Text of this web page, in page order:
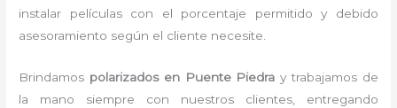
instalar películas con el porcentaje permitido y debido
asesoramiento según el cliente necesite.
Brindamos polarizados en Puente Piedray trabajamos de
la mano siempre con nuestros clientes, entregando